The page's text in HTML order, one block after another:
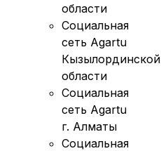
области
Социальная
сеть Agartu
Кызылординской
области
Социальная
сеть Agartu
г. Алматы
Социальная